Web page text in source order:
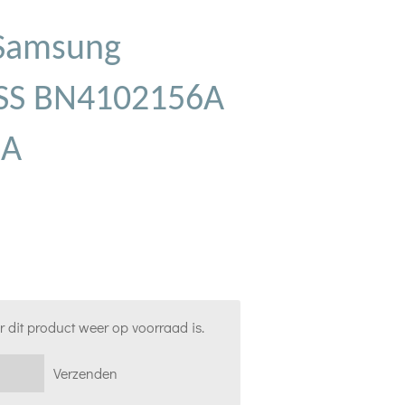
BN4102156A
dit product weer op voorraad is.
Verzenden